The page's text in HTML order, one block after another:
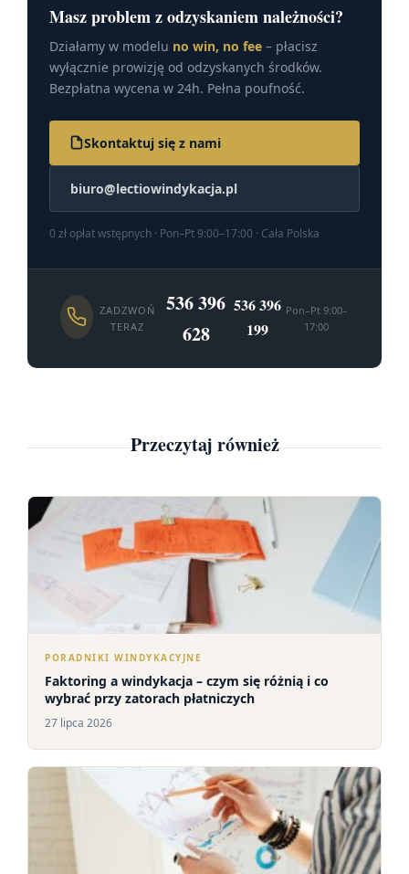
Masz problem z odzyskaniem należności?
Działamy w modelu no win, no fee – płacisz
wyłącznie prowizję od odzyskanych środków.
Bezpłatna wycena w 24h. Pełna poufność.
Skontaktuj się z nami
biuro@lectiowindykacja.pl
0 zł opłat wstępnych · Pon–Pt 9:00–17:00 · Cała Polska
ZADZWOŃ
TERAZ
536 396
628
536 396
199
Pon–Pt 9:00–
17:00
Przeczytaj również
PORADNIKI WINDYKACYJNE
Faktoring a windykacja – czym się różnią i co
wybrać przy zatorach płatniczych
27 lipca 2026